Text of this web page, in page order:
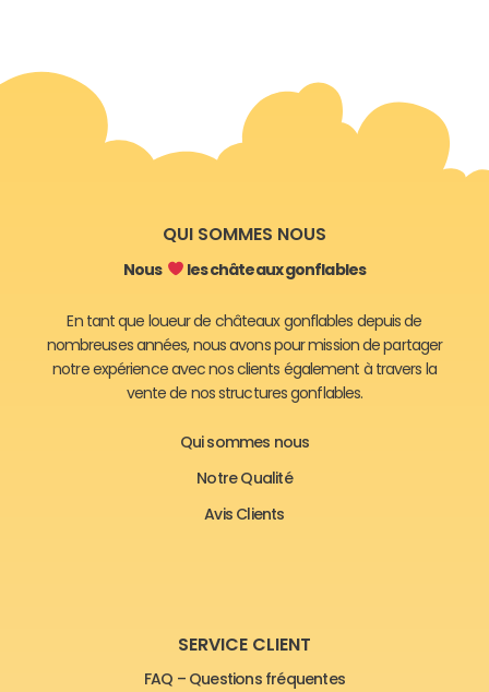
QUI SOMMES NOUS
Nous les châteaux gonflables
En tant que loueur de châteaux gonflables depuis de
nombreuses années, nous avons pour mission de partager
notre expérience avec nos clients également à travers la
vente de nos structures gonflables.
Qui sommes nous
Notre Qualité
Avis Clients
SERVICE CLIENT
FAQ – Questions fréquentes